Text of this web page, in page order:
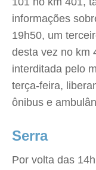
informações
19h50, um
desta vez no km
interditada pelo
terça-feira,
ônibus e
Serra
Por volta das